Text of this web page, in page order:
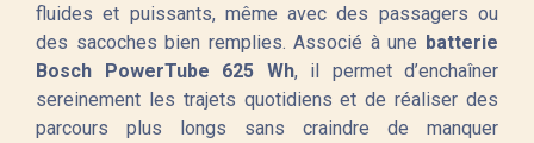
fluides et puissants, même avec des passagers ou
des sacoches bien remplies. Associé à une batterie
Bosch PowerTube 625 Wh, il permet d’enchaîner
sereinement les trajets quotidiens et de réaliser des
parcours plus longs sans craindre de manquer